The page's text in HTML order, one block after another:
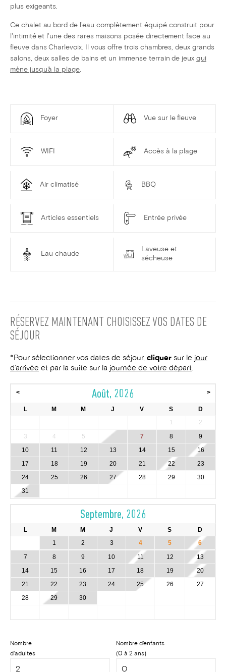
plus exigeants.
Ce chalet au bord de l'eau complètement équipé construit pour
l'intimité et l'une des rares maisons posée directement face au
fleuve dans Charlevoix. Il vous offre trois chambres, deux grands
salons, deux salles de bains et un immense terrain de jeuxqui
mène jusqu'à la plage.
Foyer Vue sur le fleuve
WIFI Accès à la plage
Air climatisé BBQ
Articles essentiels Entrée privée
Eau chaude
Laveuse et
sécheuse
RÉSERVEZ MAINTENANT CHOISISSEZ VOS DATES DE
SÉJOUR
*Pour sélectionner vos dates de séjour, cliquer sur le jour
d’arrivée et par la suite sur la journée de votre départ.
< Août, 2026
L M M J V S
D
1
2
3
4 5 6 7 8
9
10
11 12 13 14 15
16
17
18 19 20 21 22
23
24
25 26 27 28 29
30
31
Septembre, 2026
>
L M M J V S
D
1
2 3 4 5
6
7
8 9 10 11 12
13
14
15 16 17 18 19
20
21
22 23 24 25 26
27
28
29 30
Nombre
d'adultes
Nombre d'enfants
(0 à 2 ans)